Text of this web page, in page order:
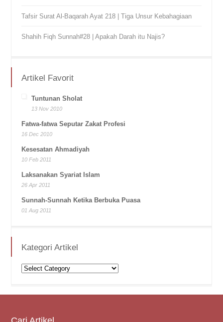
Tafsir Surat Al-Baqarah Ayat 218 | Tiga Unsur Kebahagiaan
Shahih Fiqh Sunnah#28 | Apakah Darah itu Najis?
Artikel Favorit
Tuntunan Sholat
13 Nov 2010
Fatwa-fatwa Seputar Zakat Profesi
16 Dec 2010
Kesesatan Ahmadiyah
10 Feb 2011
Laksanakan Syariat Islam
26 Apr 2011
Sunnah-Sunnah Ketika Berbuka Puasa
01 Aug 2011
Kategori Artikel
Kategori